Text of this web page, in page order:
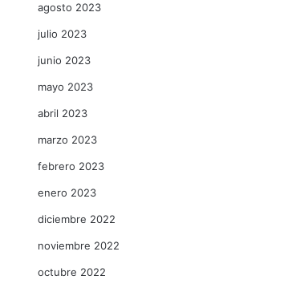
agosto 2023
julio 2023
junio 2023
mayo 2023
abril 2023
marzo 2023
febrero 2023
enero 2023
diciembre 2022
noviembre 2022
octubre 2022